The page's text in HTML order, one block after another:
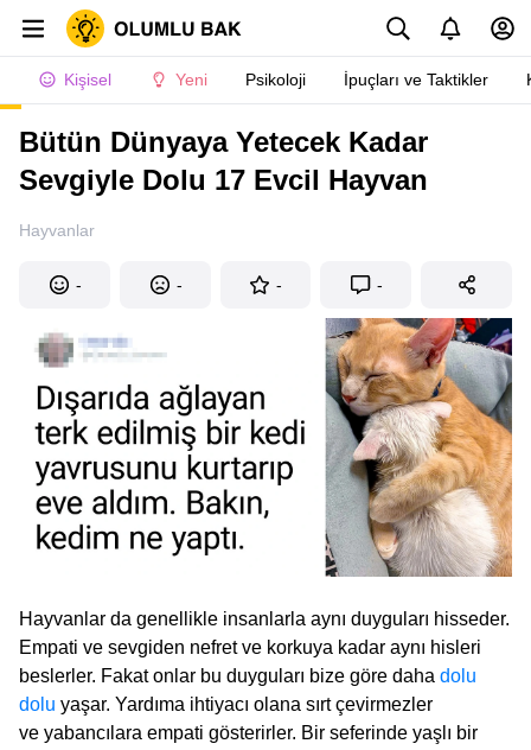
Kişisel Yeni Psikoloji İpuçları ve Taktikler
Bütün Dünyaya Yetecek Kadar
Sevgiyle Dolu 17 Evcil Hayvan
Hayvanlar
- - - -
Hayvanlar da genellikle insanlarla aynı duyguları hisseder.
Empati ve sevgiden nefret ve korkuya kadar aynı hisleri
beslerler. Fakat onlar bu duyguları bize göre daha dolu
dolu yaşar. Yardıma ihtiyacı olana sırt çevirmezler
ve yabancılara empati gösterirler. Bir seferinde yaşlı bir